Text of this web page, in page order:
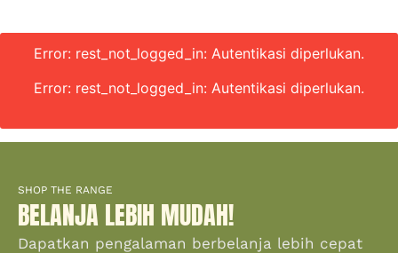
Error: rest_not_logged_in: Autentikasi diperlukan.
Error: rest_not_logged_in: Autentikasi diperlukan.
SHOP THE RANGE
BELANJA LEBIH MUDAH!
Dapatkan pengalaman berbelanja lebih cepat